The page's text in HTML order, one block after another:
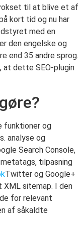
til at blive et af
kort tid og nu har
med en
den engelske og
end 35 andre sprog.
at dette SEO-plugin
funktioner og
analyse og
Search Console,
tilpasning
Twitter og Google+
XML sitemap. I den
for relevant
af såkaldte